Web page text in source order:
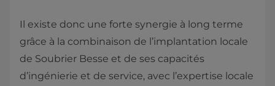
Il existe donc une forte synergie à long terme
grâce à la combinaison de l’implantation locale
de Soubrier Besse et de ses capacités
d’ingénierie et de service, avec l’expertise locale